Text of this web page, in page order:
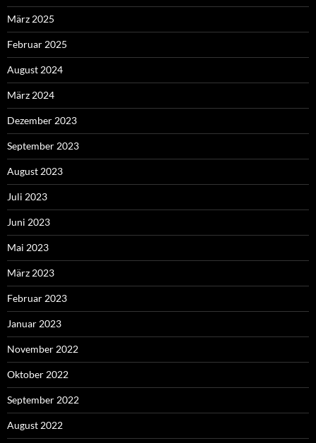
März 2025
Februar 2025
August 2024
März 2024
Dezember 2023
September 2023
August 2023
Juli 2023
Juni 2023
Mai 2023
März 2023
Februar 2023
Januar 2023
November 2022
Oktober 2022
September 2022
August 2022